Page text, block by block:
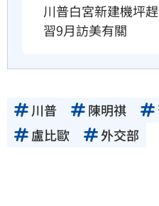
川普白宮新建機坪
習9月訪美有關
川普 陳明祺
盧比歐
外交部